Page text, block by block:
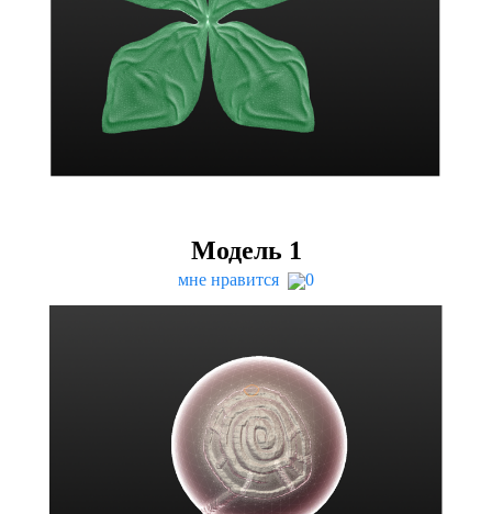
Модель 1
мне нравится 0